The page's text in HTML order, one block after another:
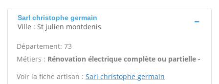
Sarl christophe germain
Ville : St julien montdenis
Département: 73
Métiers : Rénovation électrique complète ou partielle -
Voir la fiche artisan : Sarl christophe germain